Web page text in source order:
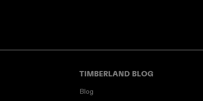
TIMBERLAND BLOG
Blog